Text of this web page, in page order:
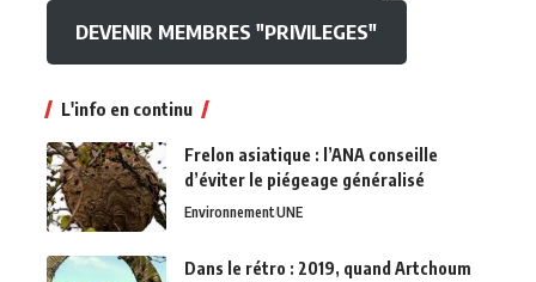
DEVENIR MEMBRES "PRIVILEGES"
L'info en continu
Frelon asiatique : l’ANA conseille
d’éviter le piégeage généralisé
EnvironnementUNE
Dans le rétro : 2019, quand Artchoum